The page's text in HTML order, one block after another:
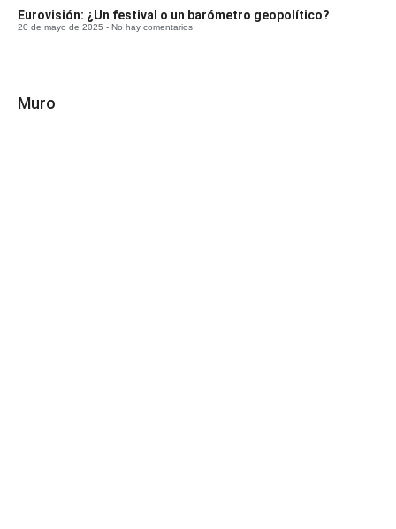
Eurovisión: ¿Un festival o un barómetro geopolítico?
20 de mayo de 2025 No hay comentarios
Muro